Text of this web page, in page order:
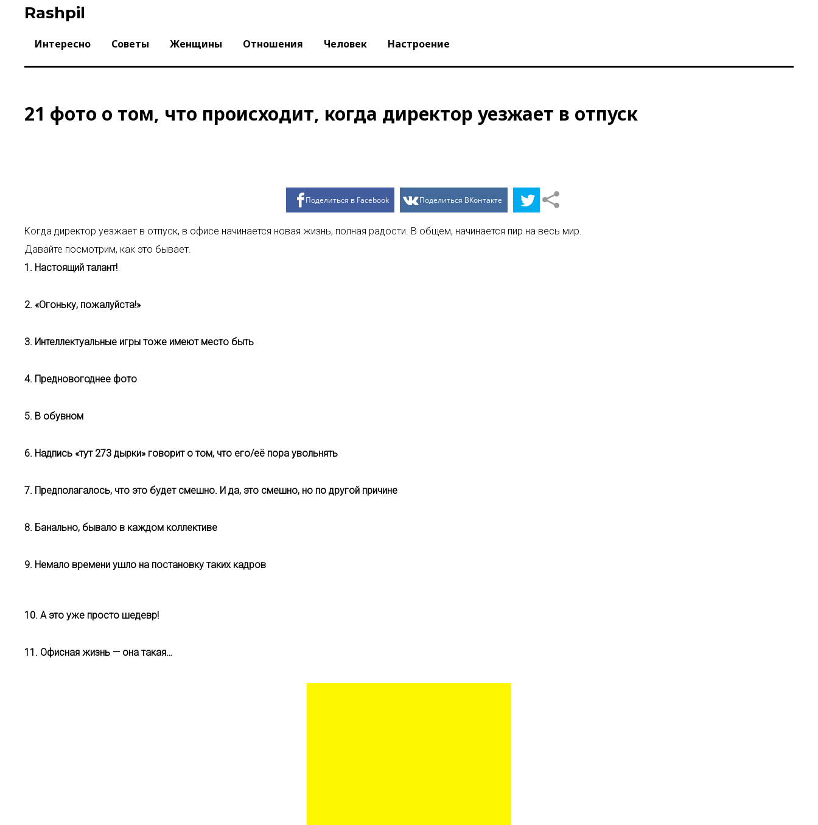
Rashpil
Интересно Советы Женщины Отношения Человек Настроение
21 фото о том, что происходит, когда директор уезжает в отпуск
Поделиться в Facebook Поделиться ВКонтакте
Когда директор уезжает в отпуск, в офисе начинается новая жизнь, полная радости. В общем, начинается пир на весь мир.
Давайте посмотрим, как это бывает.
1. Настоящий талант!
2. «Огоньку, пожалуйста!»
3. Интеллектуальные игры тоже имеют место быть
4. Предновогоднее фото
5. В обувном
6. Надпись «тут 273 дырки» говорит о том, что его/её пора увольнять
7. Предполагалось, что это будет смешно. И да, это смешно, но по другой причине
8. Банально, бывало в каждом коллективе
9. Немало времени ушло на постановку таких кадров
10. А это уже просто шедевр!
11. Офисная жизнь — она такая…